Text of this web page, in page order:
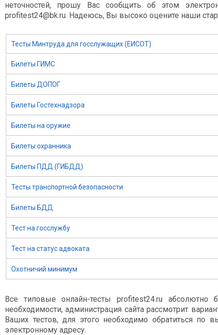
неточностей, прошу Вас сообщить об этом
profitest24@bk.ru. Надеюсь, Вы высоко оцените наши
Тесты Минтруда для госслужащих (ЕИСОТ)
Билеты ГИМС
Билеты ДОПОГ
Билеты Гостехнадзора
Билеты на оружие
Билеты охранника
Билеты ПДД (ГИБДД)
Тесты транспортной безопасности
Билеты БДД
Тест на госслужбу
Тест на статус адвоката
Охотничий минимум
Все типовые онлайн-тесты profitest24.ru абсолютно
необходимости, администрация сайта рассмотрит
Ваших тестов, для этого необходимо обратиться по
электронному адресу.